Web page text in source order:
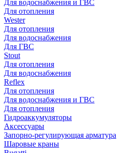
Для водоснабжения и ГВС
Для отопления
Wester
Для отопления
Для водоснабжения
Для ГВС
Stout
Для отопления
Для водоснабжения
Reflex
Для отопления
Для водоснабжения и ГВС
Для отопления
Гидроаккумуляторы
Аксессуары
Запорно-регулирующая арматура
Шаровые краны